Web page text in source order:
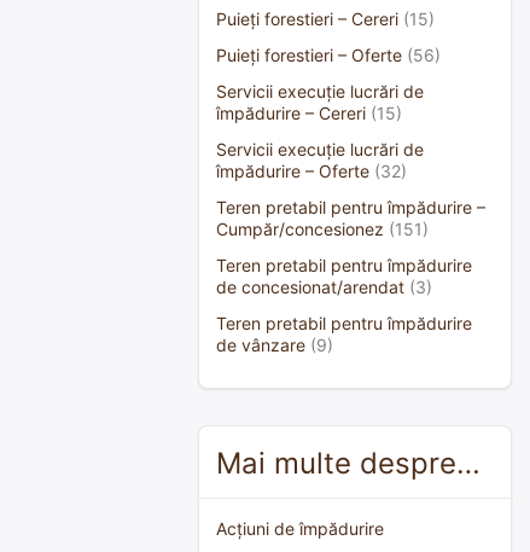
Puieți forestieri – Cereri (15)
Puieți forestieri – Oferte (56)
Servicii execuție lucrări de
împădurire – Cereri (15)
Servicii execuție lucrări de
împădurire – Oferte (32)
Teren pretabil pentru împădurire –
Cumpăr/concesionez (151)
Teren pretabil pentru împădurire
de concesionat/arendat (3)
Teren pretabil pentru împădurire
de vânzare (9)
Mai multe despre…
Acțiuni de împădurire